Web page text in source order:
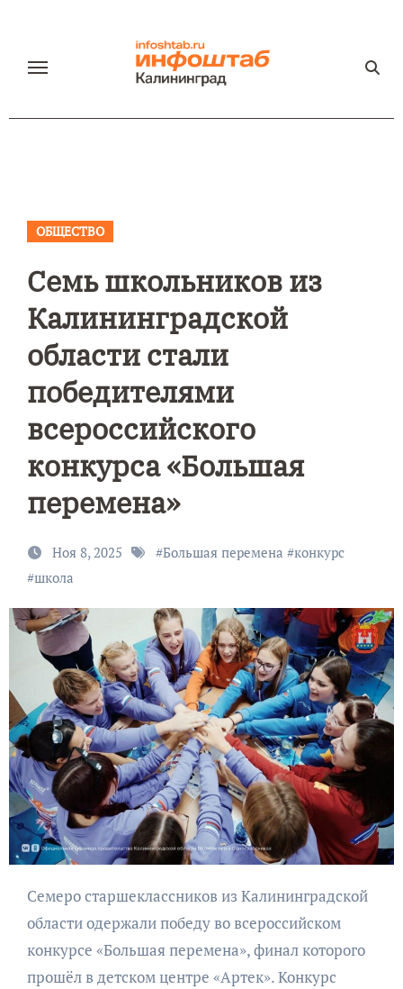
содержанию
ОБЩЕСТВО
Семь школьников из
Калининградской
области стали
победителями
всероссийского
конкурса «Большая
перемена»
Ноя 8, 2025 #Большая перемена #конкурс
#школа
Семеро старшеклассников из Калининградской
области одержали победу во всероссийском
конкурсе «Большая перемена», финал которого
прошёл в детском центре «Артек». Конкурс